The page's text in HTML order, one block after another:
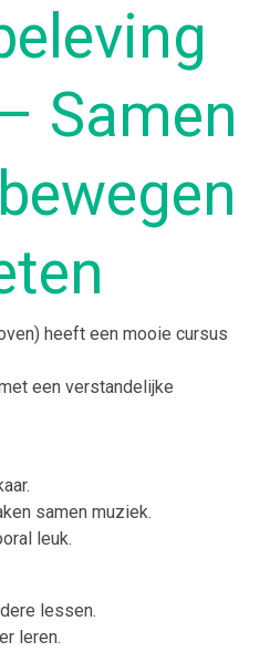
Samen
heeft een mooie cursus
een verstandelijke
samen muziek.
leuk.
lessen.
leren.